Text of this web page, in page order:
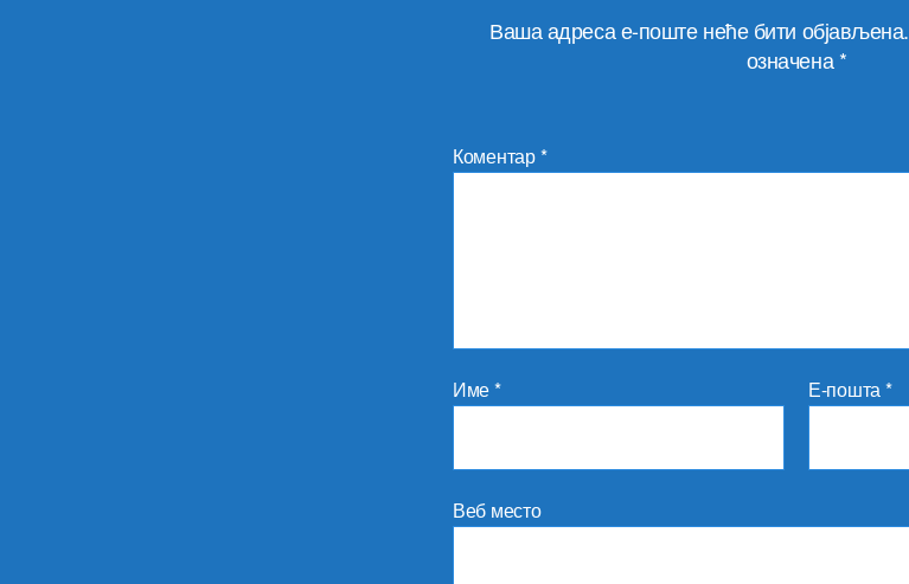
Ваша адреса е-поште неће бити објављена.
означена *
Коментар*
Име* Е-пошта*
Веб место